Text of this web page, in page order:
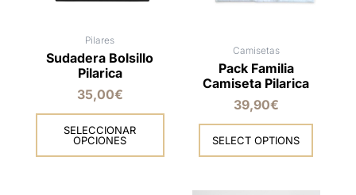
Pilares
Sudadera Bolsillo
Pilarica
35,00€
SELECCIONAR
OPCIONES
la
página
de
producto
Camisetas
Pack Familia
Camiseta Pilarica
39,90€
SELECT OPTIONS